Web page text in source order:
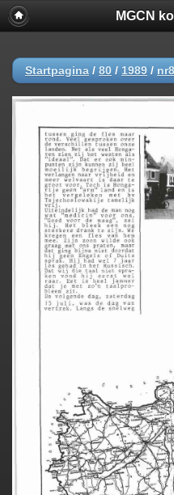
MGCN
Startpagina / 80 / 1989 / nr8